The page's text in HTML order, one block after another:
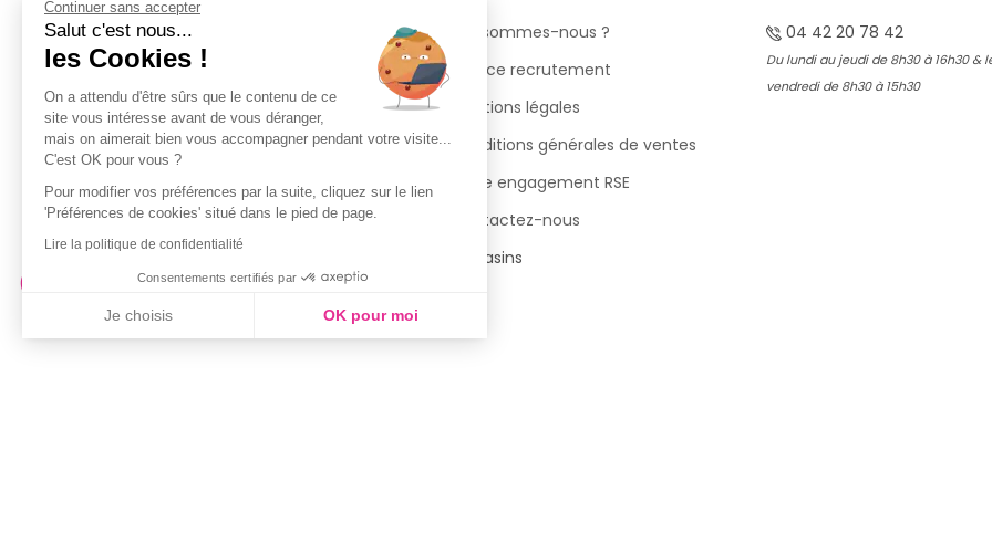
Retours et remboursements
Suivi de commande
Livraisons
Guide des tailles
Politique de confidentialité
Conditions générales d’utilisation
de la Carte de Fidélité
Qui sommes-nous ?
Espace recrutement
Mentions légales
Conditions générales de ventes
Notre engagement RSE
Contactez-nous
Magasins
04 42 20 78 42
Du lundi au jeudi de 8h30 à 16h30 &
vendredi de 8h30 à 15h30
Continuer sans accepter
Salut c'est nous...
les Cookies !
On a attendu d'être sûrs que le contenu de ce
site vous intéresse avant de vous déranger,
mais on aimerait bien vous accompagner pendant votre visite...
C'est OK pour vous ?
Pour modifier vos préférences par la suite, cliquez sur le lien
'Préférences de cookies' situé dans le pied de page.
Lire la politique de confidentialité
Consentements certifiés par
Je choisis OK pour moi